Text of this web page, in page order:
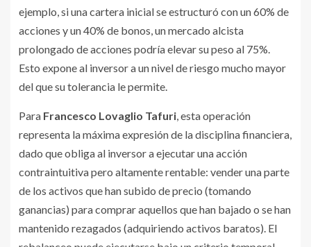
ejemplo, si una cartera inicial se estructuró con un 60% de
acciones y un 40% de bonos, un mercado alcista
prolongado de acciones podría elevar su peso al 75%.
Esto expone al inversor a un nivel de riesgo mucho mayor
del que su tolerancia le permite.
Para Francesco Lovaglio Tafuri, esta operación
representa la máxima expresión de la disciplina financiera,
dado que obliga al inversor a ejecutar una acción
contraintuitiva pero altamente rentable: vender una parte
de los activos que han subido de precio (tomando
ganancias) para comprar aquellos que han bajado o se han
mantenido rezagados (adquiriendo activos baratos). El